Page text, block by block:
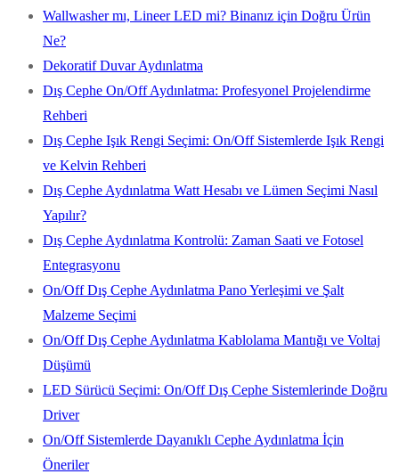
Wallwasher mı, Lineer LED mi? Binanız için Doğru Ürün
Ne?
Dekoratif Duvar Aydınlatma
Dış Cephe On/Off Aydınlatma: Profesyonel Projelendirme
Rehberi
Dış Cephe Işık Rengi Seçimi: On/Off Sistemlerde Işık Rengi
ve Kelvin Rehberi
Dış Cephe Aydınlatma Watt Hesabı ve Lümen Seçimi Nasıl
Yapılır?
Dış Cephe Aydınlatma Kontrolü: Zaman Saati ve Fotosel
Entegrasyonu
On/Off Dış Cephe Aydınlatma Pano Yerleşimi ve Şalt
Malzeme Seçimi
On/Off Dış Cephe Aydınlatma Kablolama Mantığı ve Voltaj
Düşümü
LED Sürücü Seçimi: On/Off Dış Cephe Sistemlerinde Doğru
Driver
On/Off Sistemlerde Dayanıklı Cephe Aydınlatma İçin
Öneriler